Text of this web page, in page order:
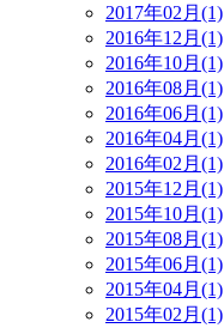
2017年02月(1)
2016年12月(1)
2016年10月(1)
2016年08月(1)
2016年06月(1)
2016年04月(1)
2016年02月(1)
2015年12月(1)
2015年10月(1)
2015年08月(1)
2015年06月(1)
2015年04月(1)
2015年02月(1)